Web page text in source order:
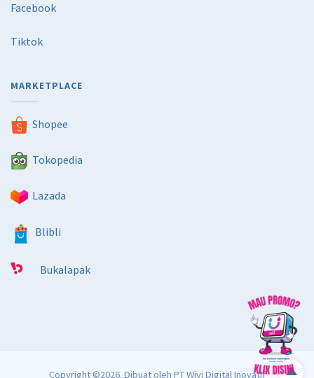
Facebook
Tiktok
MARKETPLACE
Shopee
Tokopedia
Lazada
Blibli
Bukalapak
Copyright ©2026. Dibuat oleh PT Wivi Digital Inovatif